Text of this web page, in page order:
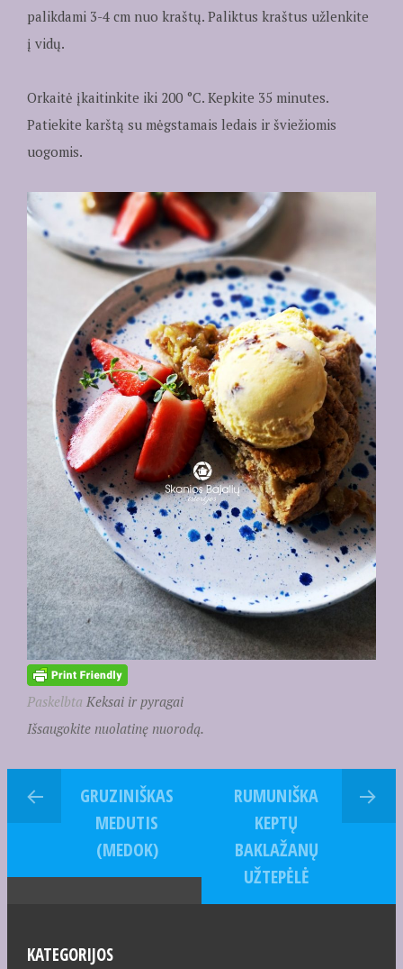
palikdami 3-4 cm nuo kraštų. Paliktus kraštus užlenkite
į vidų.
Orkaitė įkaitinkite iki 200 °C. Kepkite 35 minutes.
Patiekite karštą su mėgstamais ledais ir šviežiomis
uogomis.
Paskelbta Keksai ir pyragai
Išsaugokite nuolatinę nuorodą.
GRUZINIŠKAS
MEDUTIS
(MEDOK)
RUMUNIŠKA
KEPTŲ
BAKLAŽANŲ
UŽTEPĖLĖ
KATEGORIJOS